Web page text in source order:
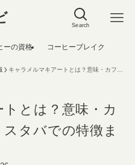
Search
ーの資格 コーヒーブレイク
とは？意味・カ
タバでの特徴ま